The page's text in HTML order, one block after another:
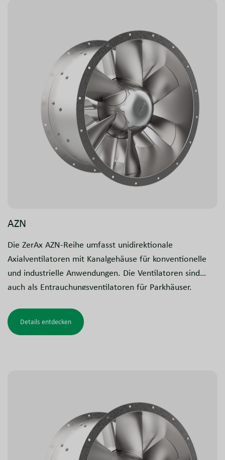
AZN
Die ZerAx AZN-Reihe umfasst unidirektionale
Axialventilatoren mit Kanalgehäuse für konventionelle
und industrielle Anwendungen. Die Ventilatoren sind
auch als Entrauchungsventilatoren für Parkhäuser,
Einsatzbereiche erhältlich. Diese Modelle sind getestet
und zugelassen für Entrauchungsanlagen.
Details entdecken